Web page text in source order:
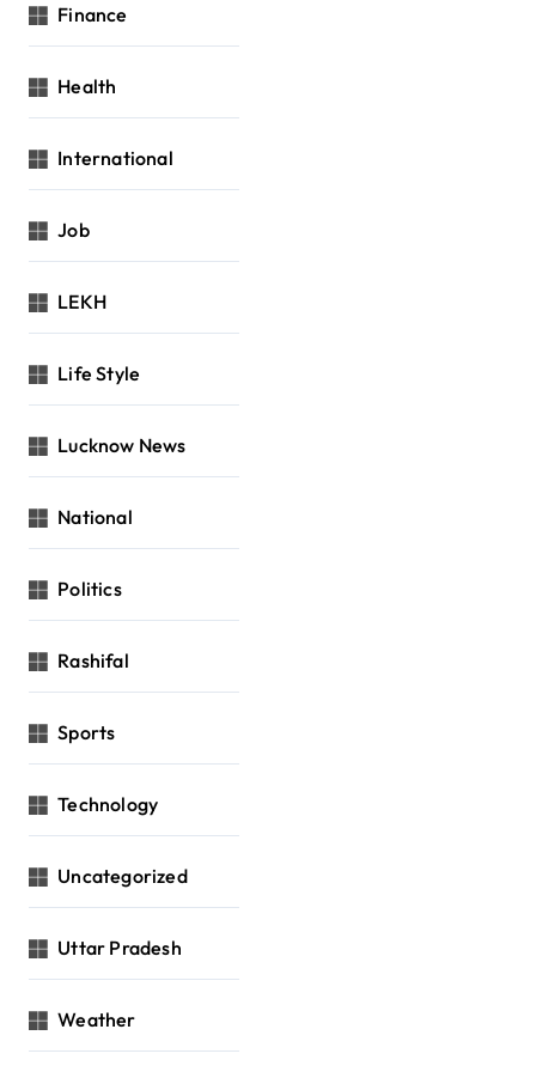
Finance
Health
International
Job
LEKH
Life Style
Lucknow News
National
Politics
Rashifal
Sports
Technology
Uncategorized
Uttar Pradesh
Weather